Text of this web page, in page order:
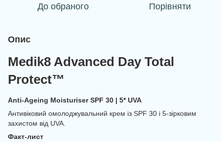
До обраного Порівняти
Опис
Medik8 Advanced Day Total
Protect™
Anti-Ageing Moisturiser SPF 30 | 5* UVA
Антивіковий омолоджувальний крем із SPF 30 і 5-зірковим
захистом від UVA.
Факт-лист